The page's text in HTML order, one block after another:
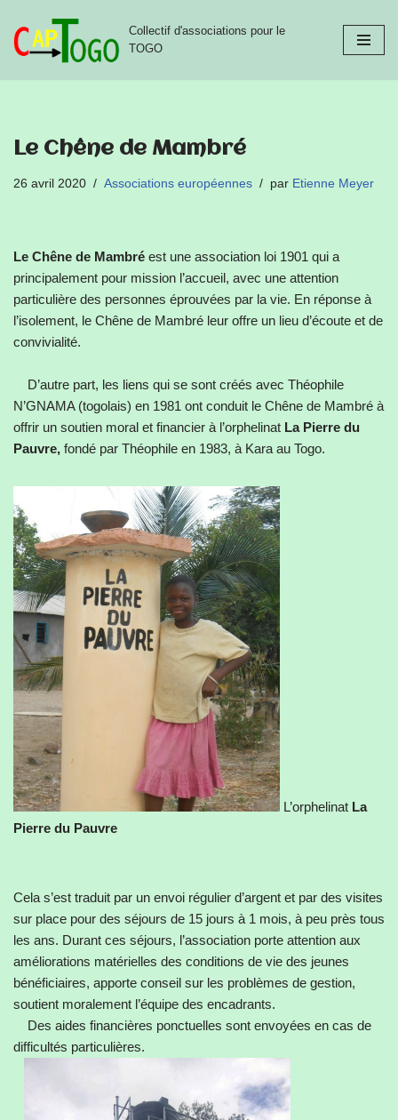
Aller
Collectif d'associations pour le
TOGO
Le Chêne de Mambré
26 avril 2020 Associations européennes par Etienne Meyer
Le Chêne de Mambré est une association loi 1901 qui a
principalement pour mission l’accueil, avec une attention
particulière des personnes éprouvées par la vie. En réponse à
l’isolement, le Chêne de Mambré leur offre un lieu d’écoute et de
convivialité.
D’autre part, les liens qui se sont créés avec Théophile
N’GNAMA (togolais) en 1981 ont conduit le Chêne de Mambré à
offrir un soutien moral et financier à l’orphelinat La Pierre du
Pauvre, fondé par Théophile en 1983, à Kara au Togo.
L’orphelinat La
Pierre du Pauvre
Cela s’est traduit par un envoi régulier d’argent et par des visites
sur place pour des séjours de 15 jours à 1 mois, à peu près tous
les ans. Durant ces séjours, l’association porte attention aux
améliorations matérielles des conditions de vie des jeunes
bénéficiaires, apporte conseil sur les problèmes de gestion,
soutient moralement l’équipe des encadrants.
Des aides financières ponctuelles sont envoyées en cas de
difficultés particulières.